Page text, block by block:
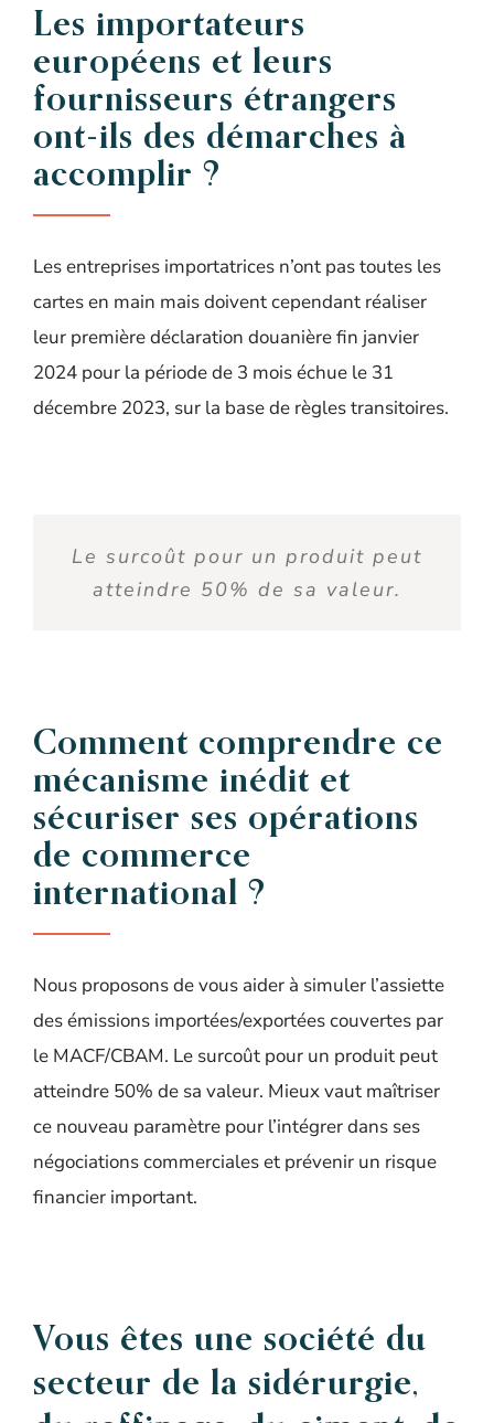
Les importateurs
européens et leurs
fournisseurs étrangers
ont-ils des démarches à
accomplir ?
Les entreprises importatrices n’ont pas toutes les
cartes en main mais doivent cependant réaliser
leur première déclaration douanière fin janvier
2024 pour la période de 3 mois échue le 31
décembre 2023, sur la base de règles transitoires.
Le surcoût pour un produit peut
atteindre 50% de sa valeur.
Comment comprendre ce
mécanisme inédit et
sécuriser ses opérations
de commerce
international ?
Nous proposons de vous aider à simuler l’assiette
des émissions importées/exportées couvertes par
le MACF/CBAM. Le surcoût pour un produit peut
atteindre 50% de sa valeur. Mieux vaut maîtriser
ce nouveau paramètre pour l’intégrer dans ses
négociations commerciales et prévenir un risque
financier important.
Vous êtes une société du
secteur de la sidérurgie,